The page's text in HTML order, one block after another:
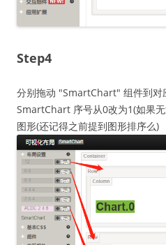
Step4
分别拖动 "SmartChart" 组件到对
SmartChart 序号从0改为1(如果
图形(还记得之前提到图形排序么)